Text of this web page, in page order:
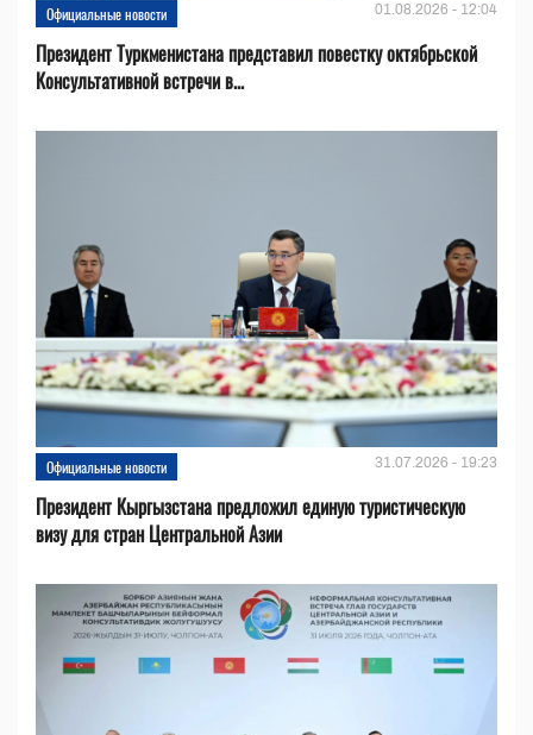
Официальные новости 01.08.2026 - 12:04
Президент Туркменистана представил повестку октябрьской
Консультативной встречи в...
Официальные новости 31.07.2026 - 19:23
Президент Кыргызстана предложил единую туристическую
визу для стран Центральной Азии